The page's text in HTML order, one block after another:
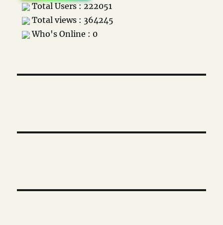
Total Users : 222051
Total views : 364245
Who's Online : 0